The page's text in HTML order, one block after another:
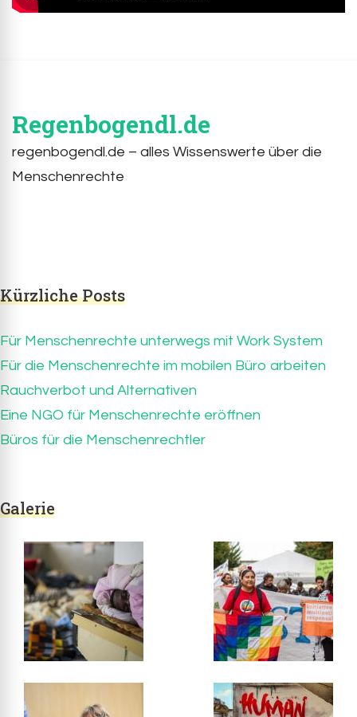
Regenbogendl.de
regenbogendl.de – alles Wissenswerte über die
Menschenrechte
Kürzliche Posts
Für Menschenrechte unterwegs mit Work System
Für die Menschenrechte im mobilen Büro arbeiten
Rauchverbot und Alternativen
Eine NGO für Menschenrechte eröffnen
Büros für die Menschenrechtler
Galerie